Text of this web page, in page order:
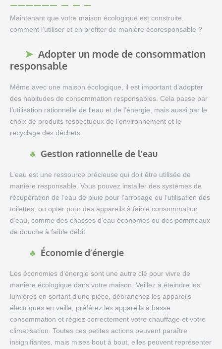
Maintenant que votre maison écologique est construite,
comment l’utiliser et en profiter de manière écoresponsable ?
Adopter un mode de consommation
responsable
Même avec une maison écologique, il est important d’adopter
des habitudes de consommation responsables. Cela passe par
l’utilisation rationnelle de l’eau et de l’énergie, mais aussi par le
choix de produits respectueux de l’environnement et le
recyclage des déchets.
Gestion rationnelle de l’eau
L’eau est une ressource précieuse qui doit être utilisée de
manière responsable. Vous pouvez installer des systèmes de
récupération de l’eau de pluie pour l’arrosage ou l’utilisation des
toilettes, ou opter pour des appareils à faible consommation
d’eau, comme des chasses d’eau économes ou des pommeaux
de douche à faible débit.
Économie d’énergie
Les économies d’énergie sont une autre clé pour vivre de
manière écologique dans votre maison. Veillez à éteindre les
lumières en sortant d’une pièce, débranchez les appareils
électriques en veille, préférez les appareils à basse
consommation et réglez correctement votre chauffage et votre
climatisation. Toutes ces petites actions peuvent paraître
insignifiantes, mais mises bout à bout, elles peuvent représenter